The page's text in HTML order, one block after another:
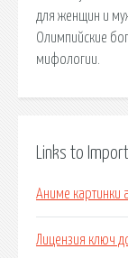
для женщин и
Олимпийские
мифологии.
Links to
Аниме картинки
Лицензия ключ